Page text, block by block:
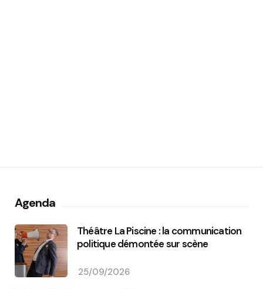
Agenda
Théâtre La Piscine : la communication
politique démontée sur scène
25/09/2026